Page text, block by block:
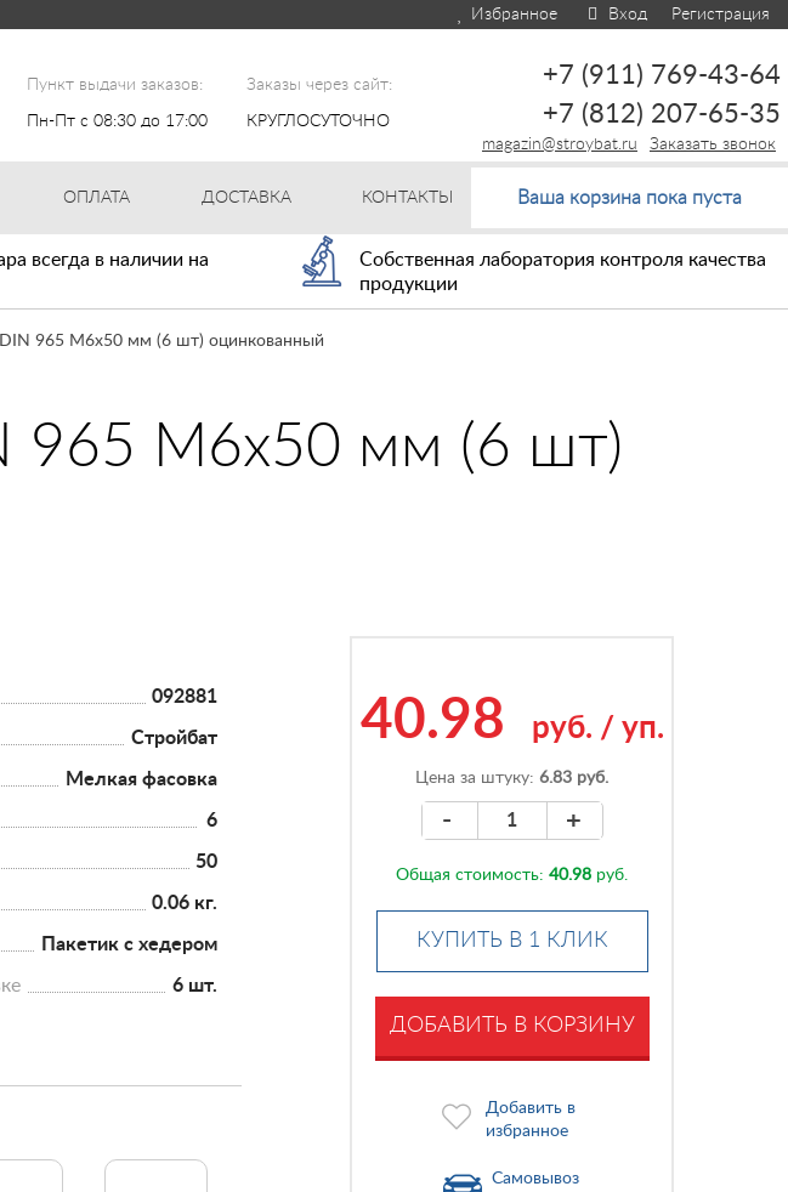
Избранное Вход Регистрация
Пункт выдачи заказов:
Пн-Пт с 08:30 до 17:00
Заказы через сайт:
КРУГЛОСУТОЧНО
+7 (911) 769-43-64
+7 (812) 207-65-35
Заказать звонок
magazin@stroybat.ru
ОПЛАТА ДОСТАВКА КОНТАКТЫ Ваша корзина пока пуста
всегда в наличии на
Собственная лаборатория контроля качества
продукции
DIN 965 М6х50 мм (6 шт) оцинкованный
965 М6х50 мм (6 шт)
092881
Стройбат
Мелкая фасовка
6
50
0.06 кг.
Пакетик с хедером
6 шт.
40.98 руб. / уп.
Цена за штуку:6.83 руб.
- +
Общая стоимость:40.98 руб.
КУПИТЬ В 1 КЛИК
ДОБАВИТЬ В КОРЗИНУ
Добавить в
избранное
Самовывоз